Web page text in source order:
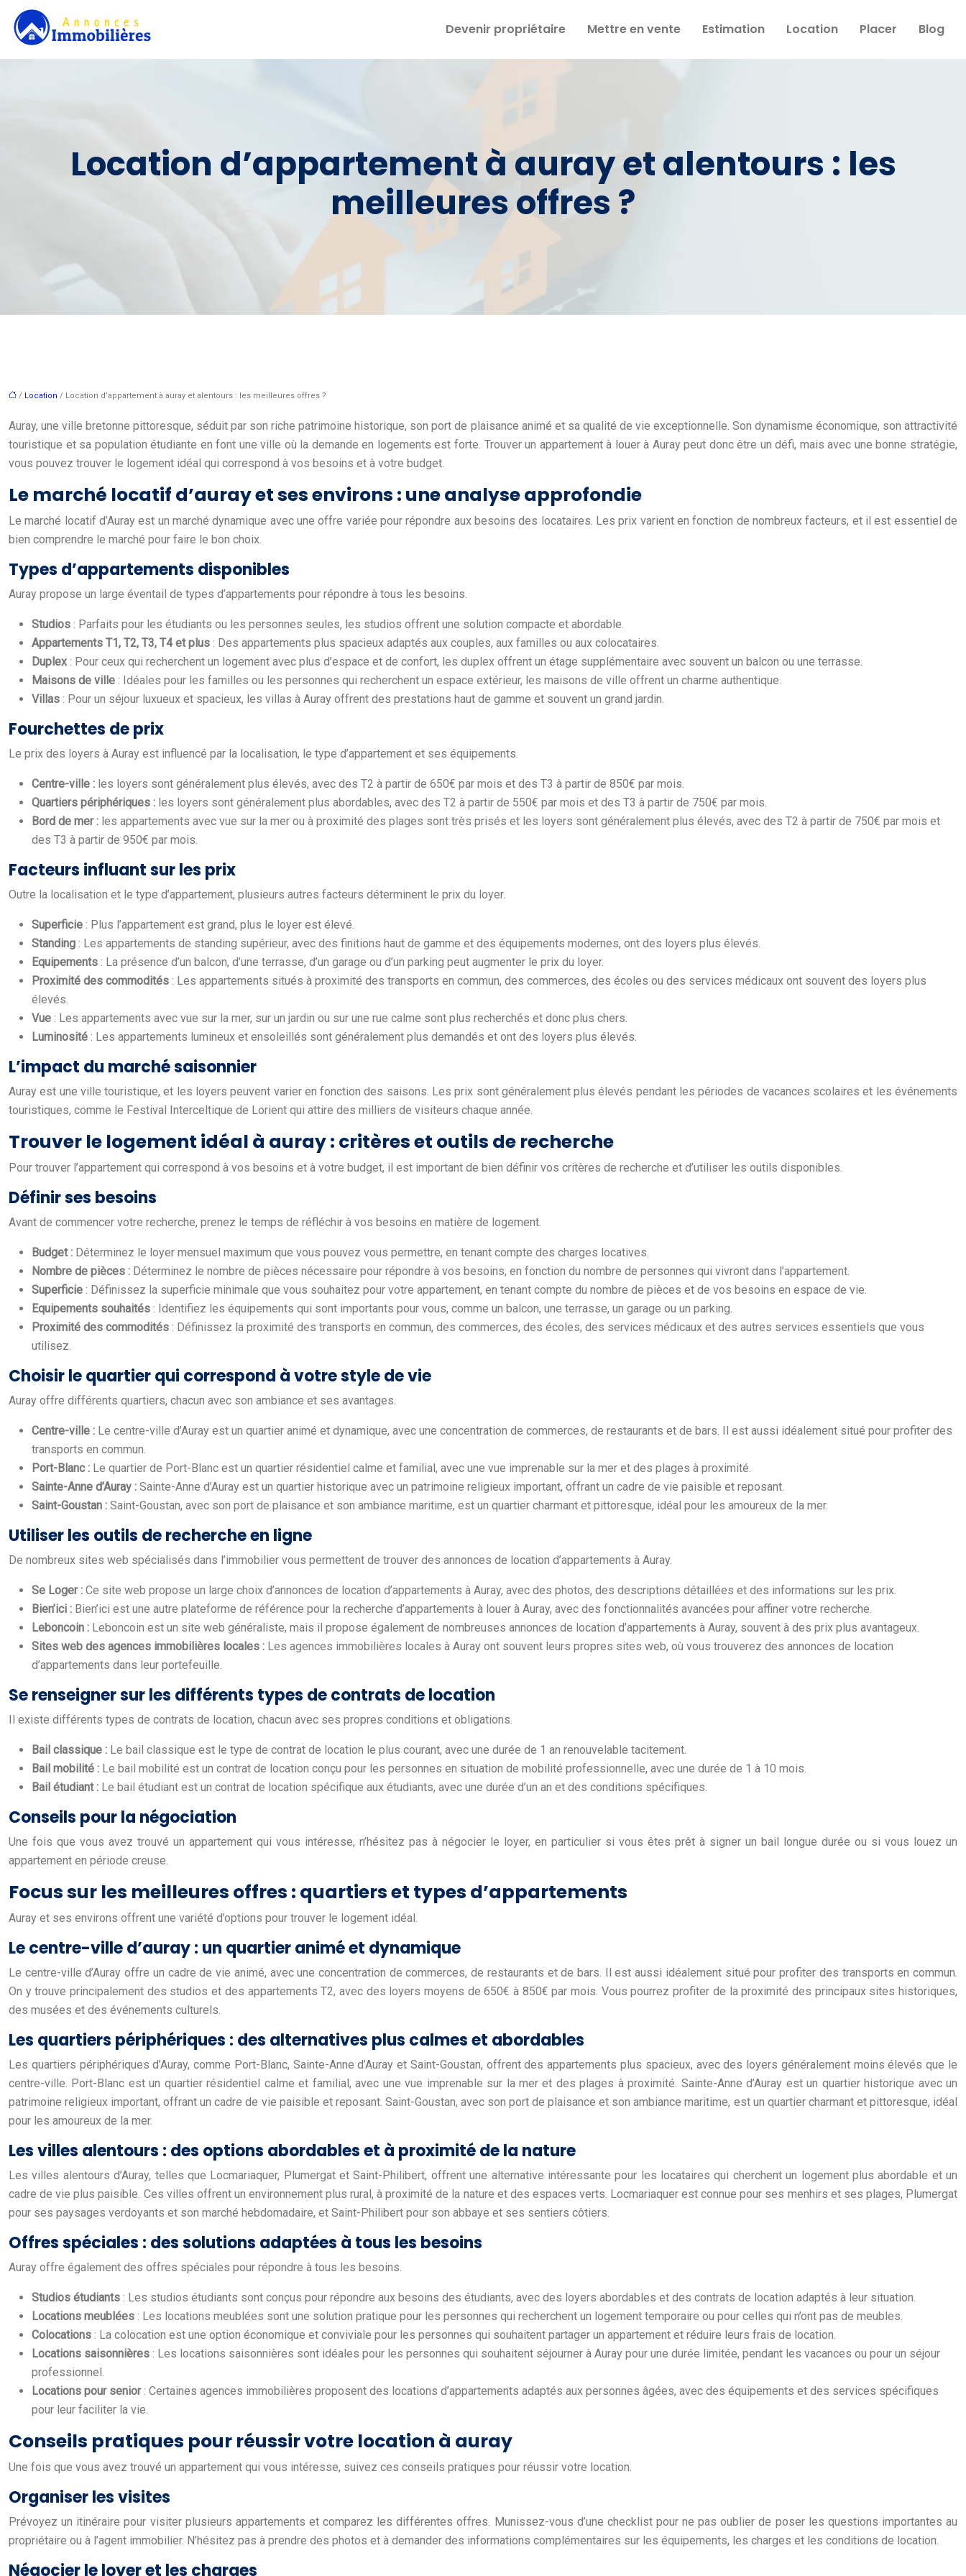
Devenir propriétaire Mettre en vente Estimation Location Placer Blog
Location d’appartement à auray et alentours : les
meilleures offres ?
/ Location / Location d’appartement à auray et alentours : les meilleures offres ?
Auray, une ville bretonne pittoresque, séduit par son riche patrimoine historique, son port de plaisance animé et sa qualité de vie exceptionnelle. Son dynamisme économique, son attractivité
touristique et sa population étudiante en font une ville où la demande en logements est forte. Trouver un appartement à louer à Auray peut donc être un défi, mais avec une bonne stratégie,
vous pouvez trouver le logement idéal qui correspond à vos besoins et à votre budget.
Le marché locatif d’auray et ses environs : une analyse approfondie
Le marché locatif d’Auray est un marché dynamique avec une offre variée pour répondre aux besoins des locataires. Les prix varient en fonction de nombreux facteurs, et il est essentiel de
bien comprendre le marché pour faire le bon choix.
Types d’appartements disponibles
Auray propose un large éventail de types d’appartements pour répondre à tous les besoins.
Studios : Parfaits pour les étudiants ou les personnes seules, les studios offrent une solution compacte et abordable.
Appartements T1, T2, T3, T4 et plus : Des appartements plus spacieux adaptés aux couples, aux familles ou aux colocataires.
Duplex: Pour ceux qui recherchent un logement avec plus d’espace et de confort, les duplex offrent un étage supplémentaire avec souvent un balcon ou une terrasse.
Maisons de ville : Idéales pour les familles ou les personnes qui recherchent un espace extérieur, les maisons de ville offrent un charme authentique.
Villas : Pour un séjour luxueux et spacieux, les villas à Auray offrent des prestations haut de gamme et souvent un grand jardin.
Fourchettes de prix
Le prix des loyers à Auray est influencé par la localisation, le type d’appartement et ses équipements.
Centre-ville : les loyers sont généralement plus élevés, avec des T2 à partir de 650€ par mois et des T3 à partir de 850€ par mois.
Quartiers périphériques : les loyers sont généralement plus abordables, avec des T2 à partir de 550€ par mois et des T3 à partir de 750€ par mois.
Bord de mer : les appartements avec vue sur la mer ou à proximité des plages sont très prisés et les loyers sont généralement plus élevés, avec des T2 à partir de 750€ par mois et
des T3 à partir de 950€ par mois.
Facteurs influant sur les prix
Outre la localisation et le type d’appartement, plusieurs autres facteurs déterminent le prix du loyer.
Superficie : Plus l’appartement est grand, plus le loyer est élevé.
Standing : Les appartements de standing supérieur, avec des finitions haut de gamme et des équipements modernes, ont des loyers plus élevés.
Equipements : La présence d’un balcon, d’une terrasse, d’un garage ou d’un parking peut augmenter le prix du loyer.
Proximité des commodités : Les appartements situés à proximité des transports en commun, des commerces, des écoles ou des services médicaux ont souvent des loyers plus
élevés.
Vue : Les appartements avec vue sur la mer, sur un jardin ou sur une rue calme sont plus recherchés et donc plus chers.
Luminosité : Les appartements lumineux et ensoleillés sont généralement plus demandés et ont des loyers plus élevés.
L’impact du marché saisonnier
Auray est une ville touristique, et les loyers peuvent varier en fonction des saisons. Les prix sont généralement plus élevés pendant les périodes de vacances scolaires et les événements
touristiques, comme le Festival Interceltique de Lorient qui attire des milliers de visiteurs chaque année.
Trouver le logement idéal à auray : critères et outils de recherche
Pour trouver l’appartement qui correspond à vos besoins et à votre budget, il est important de bien définir vos critères de recherche et d’utiliser les outils disponibles.
Définir ses besoins
Avant de commencer votre recherche, prenez le temps de réfléchir à vos besoins en matière de logement.
Budget : Déterminez le loyer mensuel maximum que vous pouvez vous permettre, en tenant compte des charges locatives.
Nombre de pièces : Déterminez le nombre de pièces nécessaire pour répondre à vos besoins, en fonction du nombre de personnes qui vivront dans l’appartement.
Superficie : Définissez la superficie minimale que vous souhaitez pour votre appartement, en tenant compte du nombre de pièces et de vos besoins en espace de vie.
Equipements souhaités : Identifiez les équipements qui sont importants pour vous, comme un balcon, une terrasse, un garage ou un parking.
Proximité des commodités : Définissez la proximité des transports en commun, des commerces, des écoles, des services médicaux et des autres services essentiels que vous
utilisez.
Choisir le quartier qui correspond à votre style de vie
Auray offre différents quartiers, chacun avec son ambiance et ses avantages.
Centre-ville : Le centre-ville d’Auray est un quartier animé et dynamique, avec une concentration de commerces, de restaurants et de bars. Il est aussi idéalement situé pour profiter des
transports en commun.
Port-Blanc : Le quartier de Port-Blanc est un quartier résidentiel calme et familial, avec une vue imprenable sur la mer et des plages à proximité.
Sainte-Anne d’Auray : Sainte-Anne d’Auray est un quartier historique avec un patrimoine religieux important, offrant un cadre de vie paisible et reposant.
Saint-Goustan : Saint-Goustan, avec son port de plaisance et son ambiance maritime, est un quartier charmant et pittoresque, idéal pour les amoureux de la mer.
Utiliser les outils de recherche en ligne
De nombreux sites web spécialisés dans l’immobilier vous permettent de trouver des annonces de location d’appartements à Auray.
Se Loger : Ce site web propose un large choix d’annonces de location d’appartements à Auray, avec des photos, des descriptions détaillées et des informations sur les prix.
Bien’ici : Bien’ici est une autre plateforme de référence pour la recherche d’appartements à louer à Auray, avec des fonctionnalités avancées pour affiner votre recherche.
Leboncoin : Leboncoin est un site web généraliste, mais il propose également de nombreuses annonces de location d’appartements à Auray, souvent à des prix plus avantageux.
Sites web des agences immobilières locales : Les agences immobilières locales à Auray ont souvent leurs propres sites web, où vous trouverez des annonces de location
d’appartements dans leur portefeuille.
Se renseigner sur les différents types de contrats de location
Il existe différents types de contrats de location, chacun avec ses propres conditions et obligations.
Bail classique : Le bail classique est le type de contrat de location le plus courant, avec une durée de 1 an renouvelable tacitement.
Bail mobilité : Le bail mobilité est un contrat de location conçu pour les personnes en situation de mobilité professionnelle, avec une durée de 1 à 10 mois.
Bail étudiant : Le bail étudiant est un contrat de location spécifique aux étudiants, avec une durée d’un an et des conditions spécifiques.
Conseils pour la négociation
Une fois que vous avez trouvé un appartement qui vous intéresse, n’hésitez pas à négocier le loyer, en particulier si vous êtes prêt à signer un bail longue durée ou si vous louez un
appartement en période creuse.
Focus sur les meilleures offres : quartiers et types d’appartements
Auray et ses environs offrent une variété d’options pour trouver le logement idéal.
Le centre-ville d’auray : un quartier animé et dynamique
Le centre-ville d’Auray offre un cadre de vie animé, avec une concentration de commerces, de restaurants et de bars. Il est aussi idéalement situé pour profiter des transports en commun.
On y trouve principalement des studios et des appartements T2, avec des loyers moyens de 650€ à 850€ par mois. Vous pourrez profiter de la proximité des principaux sites historiques,
des musées et des événements culturels.
Les quartiers périphériques : des alternatives plus calmes et abordables
Les quartiers périphériques d’Auray, comme Port-Blanc, Sainte-Anne d’Auray et Saint-Goustan, offrent des appartements plus spacieux, avec des loyers généralement moins élevés que le
centre-ville. Port-Blanc est un quartier résidentiel calme et familial, avec une vue imprenable sur la mer et des plages à proximité. Sainte-Anne d’Auray est un quartier historique avec un
patrimoine religieux important, offrant un cadre de vie paisible et reposant. Saint-Goustan, avec son port de plaisance et son ambiance maritime, est un quartier charmant et pittoresque, idéal
pour les amoureux de la mer.
Les villes alentours : des options abordables et à proximité de la nature
Les villes alentours d’Auray, telles que Locmariaquer, Plumergat et Saint-Philibert, offrent une alternative intéressante pour les locataires qui cherchent un logement plus abordable et un
cadre de vie plus paisible. Ces villes offrent un environnement plus rural, à proximité de la nature et des espaces verts. Locmariaquer est connue pour ses menhirs et ses plages, Plumergat
pour ses paysages verdoyants et son marché hebdomadaire, et Saint-Philibert pour son abbaye et ses sentiers côtiers.
Offres spéciales : des solutions adaptées à tous les besoins
Auray offre également des offres spéciales pour répondre à tous les besoins.
Studios étudiants : Les studios étudiants sont conçus pour répondre aux besoins des étudiants, avec des loyers abordables et des contrats de location adaptés à leur situation.
Locations meublées : Les locations meublées sont une solution pratique pour les personnes qui recherchent un logement temporaire ou pour celles qui n’ont pas de meubles.
Colocations : La colocation est une option économique et conviviale pour les personnes qui souhaitent partager un appartement et réduire leurs frais de location.
Locations saisonnières : Les locations saisonnières sont idéales pour les personnes qui souhaitent séjourner à Auray pour une durée limitée, pendant les vacances ou pour un séjour
professionnel.
Locations pour senior: Certaines agences immobilières proposent des locations d’appartements adaptés aux personnes âgées, avec des équipements et des services spécifiques
pour leur faciliter la vie.
Conseils pratiques pour réussir votre location à auray
Une fois que vous avez trouvé un appartement qui vous intéresse, suivez ces conseils pratiques pour réussir votre location.
Organiser les visites
Prévoyez un itinéraire pour visiter plusieurs appartements et comparez les différentes offres. Munissez-vous d’une checklist pour ne pas oublier de poser les questions importantes au
propriétaire ou à l’agent immobilier. N’hésitez pas à prendre des photos et à demander des informations complémentaires sur les équipements, les charges et les conditions de location.
Négocier le loyer et les charges